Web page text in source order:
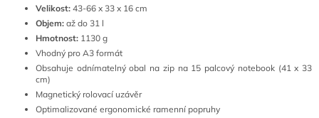
Velikost: 43-66 x 33 x 16 cm
Objem: až do 31 l
Hmotnost: 1130 g
Vhodný pro A3 formát
Obsahuje odnímatelný obal na zip na 15 palcový notebook (41 x 33
cm)
Magnetický rolovací uzávěr
Optimalizované ergonomické ramenní popruhy